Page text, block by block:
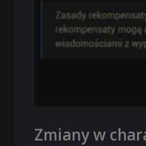
Zmiany w